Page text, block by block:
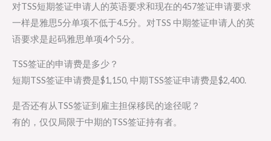
对TSS短期签证申请人的英语要求和现在的457签证申请要求
一样是雅思5分单项不低于4.5分。对TSS 中期签证申请人的英
语要求是起码雅思单项4个5分。
TSS签证的申请费是多少？
短期TSS签证申请费是$1,150, 中期TSS签证申请费是$2,400.
是否还有从TSS签证到雇主担保移民的途径呢？
有的，仅仅局限于中期的TSS签证持有者。